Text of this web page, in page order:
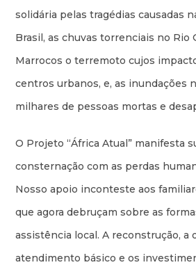
solidária pelas tragédias causadas
Brasil, as chuvas torrenciais no Rio
Marrocos o terremoto cujos
centros urbanos, e, as inundações
milhares de pessoas mortas e
O Projeto “África Atual” manifesta
consternação com as perdas
Nosso apoio inconteste aos
que agora debruçam sobre as
assistência local. A reconstrução, a
atendimento básico e os